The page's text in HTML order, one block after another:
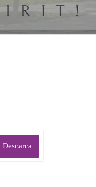
Descarca